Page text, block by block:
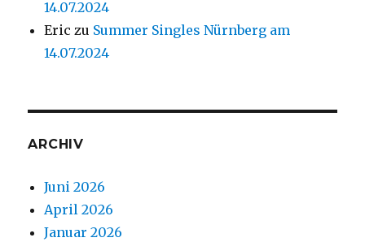
14.07.2024
Eric zu Summer Singles Nürnberg am
14.07.2024
ARCHIV
Juni 2026
April 2026
Januar 2026